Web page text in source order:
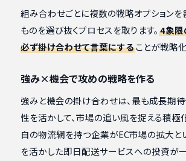
組み合わせごとに複数の戦略オプション
ものを選び抜くプロセスを取ります。 4象限
必ず掛け合わせて言葉にすることが戦略
強み×機会で攻めの戦略を作る
強みと機会の掛け合わせは、最も成長期
性を活かして、市場の追い風を捉える積極
自の物流網を持つ企業がEC市場の拡大と
を活かした即日配送サービスへの投資が一